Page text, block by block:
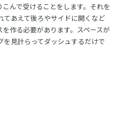
んで受けることをします。それを
あえて後ろやサイドに開くなど
作る必要があります。スペースが
を見計らってダッシュするだけで